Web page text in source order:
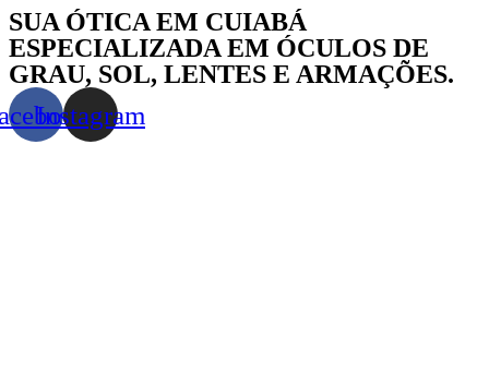
Skip
to
content
SUA ÓTICA EM CUIABÁ
ESPECIALIZADA EM ÓCULOS DE
GRAU, SOL, LENTES E ARMAÇÕES.
Instagram